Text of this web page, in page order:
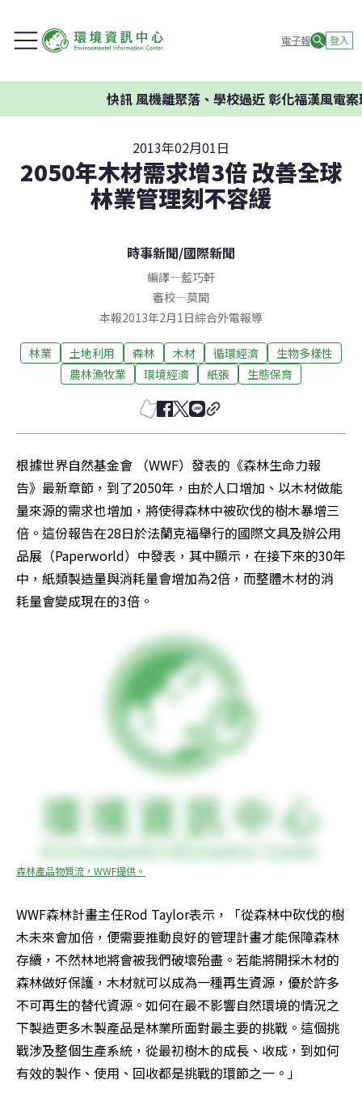
電子報 登入
快訊風機離聚落、學校過近 彰化福漢風電案環
2013年02月01日
2050年木材需求增3倍 改善全球
林業管理刻不容緩
時事新聞/國際新聞
編譯—藍巧軒
審校—莫聞
本報2013年2月1日綜合外電報導
林業 土地利用 森林 木材 循環經濟
生物多樣性
農林漁牧業
環境經濟 紙張 生態保育
根據世界自然基金會 （WWF）發表的《森林生命力報
告》最新章節，到了2050年，由於人口增加、以木材做能
量來源的需求也增加，將使得森林中被砍伐的樹木暴增三
倍。這份報告在28日於法蘭克福舉行的國際文具及辦公用
品展（Paperworld）中發表，其中顯示，在接下來的30年
中，紙類製造量與消耗量會增加為2倍，而整體木材的消
耗量會變成現在的3倍。
森林產品物質流，WWF提供。
WWF森林計畫主任Rod Taylor表示，「從森林中砍伐的樹
木未來會加倍，便需要推動良好的管理計畫才能保障森林
存續，不然林地將會被我們破壞殆盡。若能將開採木材的
森林做好保護，木材就可以成為一種再生資源，優於許多
不可再生的替代資源。如何在最不影響自然環境的情況之
下製造更多木製產品是林業所面對最主要的挑戰。這個挑
戰涉及整個生產系統，從最初樹木的成長、收成，到如何
有效的製作、使用、回收都是挑戰的環節之一。」